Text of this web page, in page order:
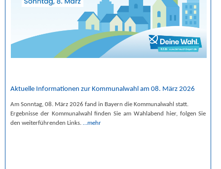
Aktuelle Informationen zur Kommunalwahl am 08. März 2026
Am Sonntag, 08. März 2026 fand in Bayern die Kommunalwahl statt.
Ergebnisse der Kommunalwahl finden Sie am Wahlabend hier, folgen Sie
den weiterführenden Links. …mehr